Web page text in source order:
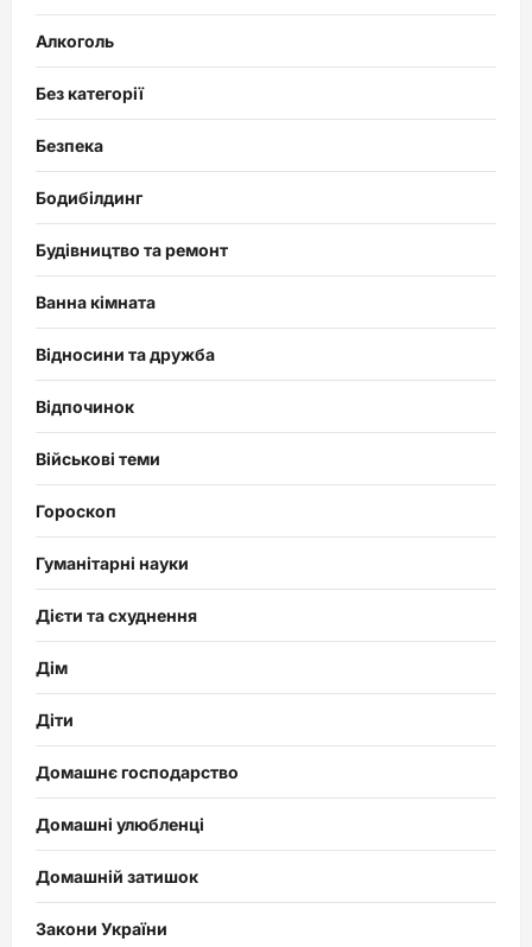
Алкоголь
Без категорії
Безпека
Бодибілдинг
Будівництво та ремонт
Ванна кімната
Відносини та дружба
Відпочинок
Військові теми
Гороскоп
Гуманітарні науки
Дієти та схуднення
Дім
Діти
Домашнє господарство
Домашні улюбленці
Домашній затишок
Закони України